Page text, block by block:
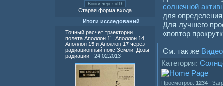
Войти через uID
Старая форма входа
Итоги исследований
Точный расчет траектории
полета Аполлон 11, Аполлон 14,
Аполлон 15 и Аполлон 17 через
радиационный пояс Земли. Дозы
радиации - 24.02.2013
солнечной
для
Для лучшего
«повтор
См. так же
Категория:
Просмотров: 1234 |